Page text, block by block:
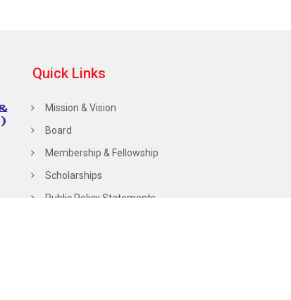
Quick Links
Mission & Vision
Board
Membership & Fellowship
Scholarships
Public Policy Statements